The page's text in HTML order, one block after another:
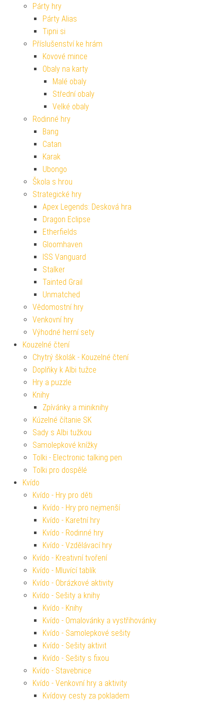
Párty hry
Párty Alias
Tipni si
Příslušenství ke hrám
Kovové mince
Obaly na karty
Malé obaly
Střední obaly
Velké obaly
Rodinné hry
Bang
Catan
Karak
Ubongo
Škola s hrou
Strategické hry
Apex Legends: Desková hra
Dragon Eclipse
Etherfields
Gloomhaven
ISS Vanguard
Stalker
Tainted Grail
Unmatched
Vědomostní hry
Venkovní hry
Výhodné herní sety
Kouzelné čtení
Chytrý školák - Kouzelné čtení
Doplňky k Albi tužce
Hry a puzzle
Knihy
Zpívánky a miniknihy
Kúzelné čítanie SK
Sady s Albi tužkou
Samolepkové knížky
Tolki - Electronic talking pen
Tolki pro dospělé
Kvído
Kvído - Hry pro děti
Kvído - Hry pro nejmenší
Kvído - Karetní hry
Kvído - Rodinné hry
Kvído - Vzdělávací hry
Kvído - Kreativní tvoření
Kvído - Mluvící tablík
Kvído - Obrázkové aktivity
Kvído - Sešity a knihy
Kvído - Knihy
Kvído - Omalovánky a vystřihovánky
Kvído - Samolepkové sešity
Kvído - Sešity aktivit
Kvído - Sešity s fixou
Kvído - Stavebnice
Kvído - Venkovní hry a aktivity
Kvídovy cesty za pokladem